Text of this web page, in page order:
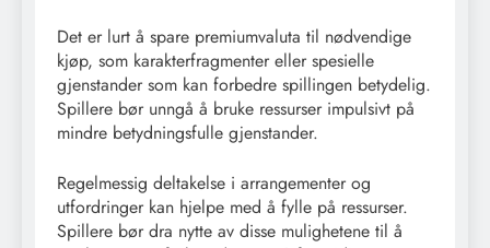
Det er lurt å spare premiumvaluta til nødvendige
kjøp, som karakterfragmenter eller spesielle
gjenstander som kan forbedre spillingen betydelig.
Spillere bør unngå å bruke ressurser impulsivt på
mindre betydningsfulle gjenstander.
Regelmessig deltakelse i arrangementer og
utfordringer kan hjelpe med å fylle på ressurser.
Spillere bør dra nytte av disse mulighetene til å